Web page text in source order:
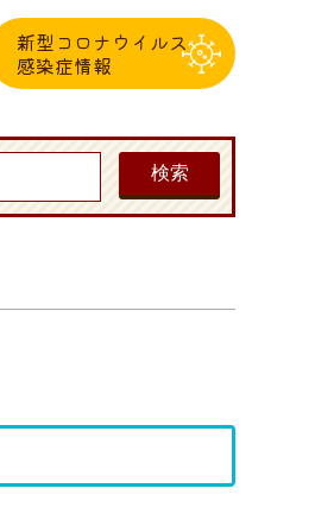
新型コロナウイルス
感染症情報